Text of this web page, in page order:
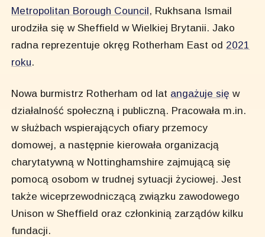
Metropolitan Borough Council, Rukhsana Ismail
urodziła się w Sheffield w Wielkiej Brytanii. Jako
radna reprezentuje okręg Rotherham East od 2021
roku.
Nowa burmistrz Rotherham od lat angażuje się w
działalność społeczną i publiczną. Pracowała m.in.
w służbach wspierających ofiary przemocy
domowej, a następnie kierowała organizacją
charytatywną w Nottinghamshire zajmującą się
pomocą osobom w trudnej sytuacji życiowej. Jest
także wiceprzewodniczącą związku zawodowego
Unison w Sheffield oraz członkinią zarządów kilku
fundacji.